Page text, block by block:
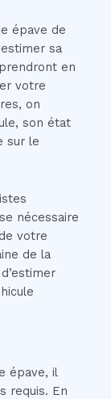
épave de
sa
en
votre
on
son état
sur le
nécessaire
votre
de la
épave, il
requis. En